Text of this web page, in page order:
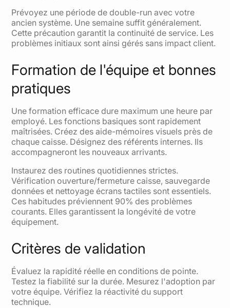
Prévoyez une période de double-run avec votre
ancien système. Une semaine suffit généralement.
Cette précaution garantit la continuité de service. Les
problèmes initiaux sont ainsi gérés sans impact client.
Formation de l'équipe et bonnes
pratiques
Une formation efficace dure maximum une heure par
employé. Les fonctions basiques sont rapidement
maîtrisées. Créez des aide-mémoires visuels près de
chaque caisse. Désignez des référents internes. Ils
accompagneront les nouveaux arrivants.
Instaurez des routines quotidiennes strictes.
Vérification ouverture/fermeture caisse, sauvegarde
données et nettoyage écrans tactiles sont essentiels.
Ces habitudes préviennent 90% des problèmes
courants. Elles garantissent la longévité de votre
équipement.
Critères de validation
Évaluez la rapidité réelle en conditions de pointe.
Testez la fiabilité sur la durée. Mesurez l'adoption par
votre équipe. Vérifiez la réactivité du support
technique.